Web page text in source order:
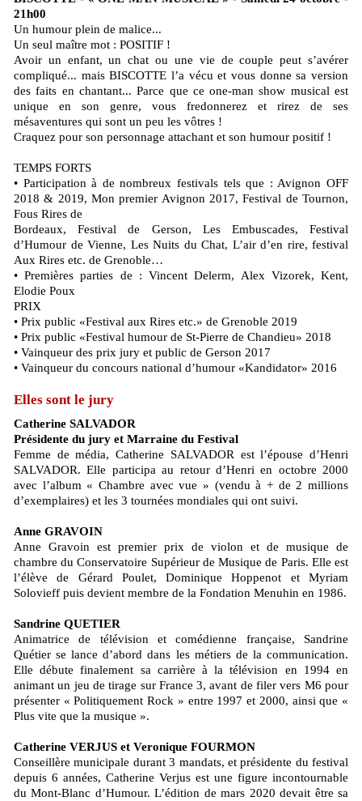
21h00
Un humour plein de malice...
Un seul maître mot : POSITIF !
Avoir un enfant, un chat ou une vie de couple peut s’avérer
compliqué... mais BISCOTTE l’a vécu et vous donne sa version
des faits en chantant... Parce que ce one-man show musical est
unique en son genre, vous fredonnerez et rirez de ses
mésaventures qui sont un peu les vôtres !
Craquez pour son personnage attachant et son humour positif !
TEMPS FORTS
• Participation à de nombreux festivals tels que : Avignon OFF
2018 & 2019, Mon premier Avignon 2017, Festival de Tournon,
Fous Rires de
Bordeaux, Festival de Gerson, Les Embuscades, Festival
d’Humour de Vienne, Les Nuits du Chat, L’air d’en rire, festival
Aux Rires etc. de Grenoble…
• Premières parties de : Vincent Delerm, Alex Vizorek, Kent,
Elodie Poux
PRIX
• Prix public «Festival aux Rires etc.» de Grenoble 2019
• Prix public «Festival humour de St-Pierre de Chandieu» 2018
• Vainqueur des prix jury et public de Gerson 2017
• Vainqueur du concours national d’humour «Kandidator» 2016
Elles sont le jury
Catherine SALVADOR
Présidente du jury et Marraine du Festival
Femme de média, Catherine SALVADOR est l’épouse d’Henri
SALVADOR. Elle participa au retour d’Henri en octobre 2000
avec l’album « Chambre avec vue » (vendu à + de 2 millions
d’exemplaires) et les 3 tournées mondiales qui ont suivi.
Anne GRAVOIN
Anne Gravoin est premier prix de violon et de musique de
chambre du Conservatoire Supérieur de Musique de Paris. Elle est
l’élève de Gérard Poulet, Dominique Hoppenot et Myriam
Solovieff puis devient membre de la Fondation Menuhin en 1986.
Sandrine QUETIER
Animatrice de télévision et comédienne française, Sandrine
Quétier se lance d’abord dans les métiers de la communication.
Elle débute finalement sa carrière à la télévision en 1994 en
animant un jeu de tirage sur France 3, avant de filer vers M6 pour
présenter « Politiquement Rock » entre 1997 et 2000, ainsi que «
Plus vite que la musique ».
Catherine VERJUS et Veronique FOURMON
Conseillère municipale durant 3 mandats, et présidente du festival
depuis 6 années, Catherine Verjus est une figure incontournable
du Mont-Blanc d’Humour. L’édition de mars 2020 devait être sa